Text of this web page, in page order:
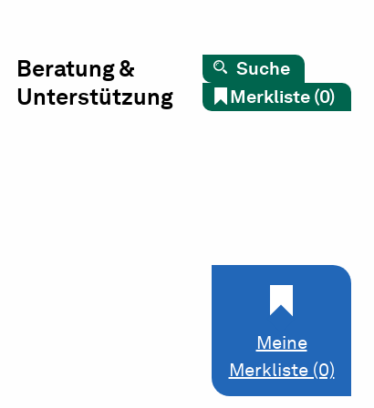
Beratung &
Unterstützung
Suche
Merkliste (0)
Meine
Merkliste (0)